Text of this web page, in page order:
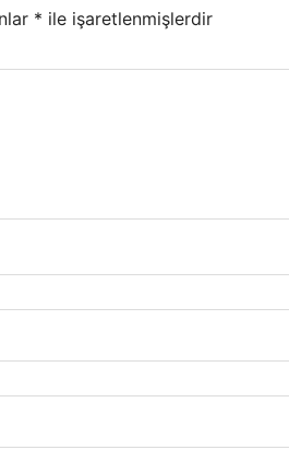
* ile işaretlenmişlerdir